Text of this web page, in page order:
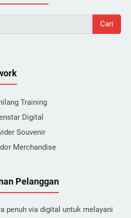
Cari
Training
Digital
Souvenir
Merchandise
Pelanggan
penuh via digital untuk melayani